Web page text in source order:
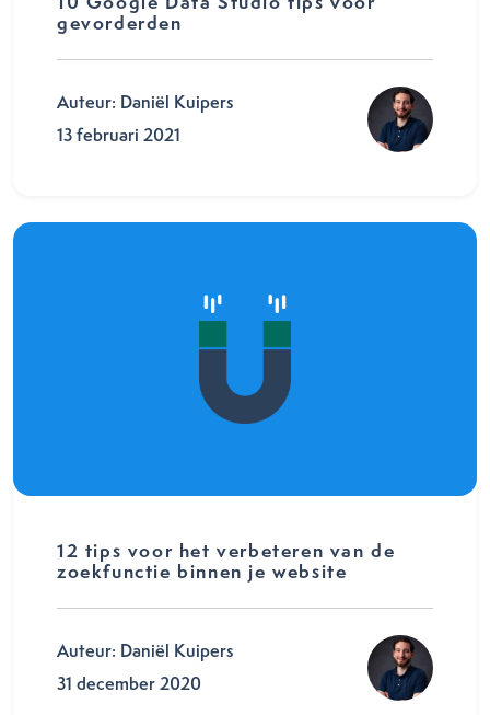
gevorderden
Auteur: Daniël Kuipers
13 februari 2021
12 tips voor het verbeteren van de
zoekfunctie binnen je website
Auteur: Daniël Kuipers
31 december 2020